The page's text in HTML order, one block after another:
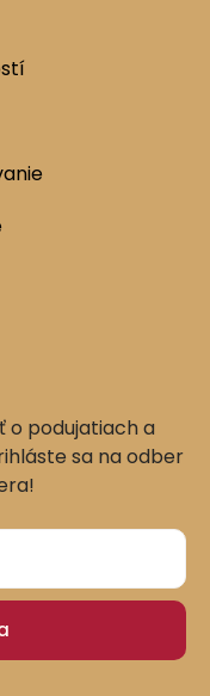
o podujatiach a
sa na odber